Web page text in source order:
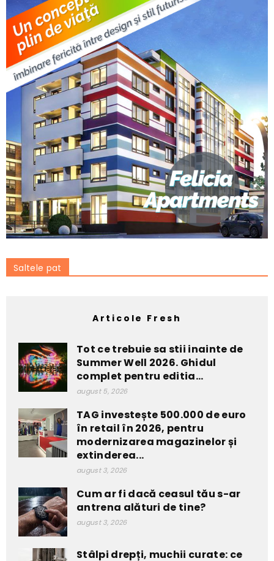
Saltele pat
Articole Fresh
Tot ce trebuie sa stii inainte de
Summer Well 2026. Ghidul
complet pentru editia...
august 5, 2026
TAG investește 500.000 de euro
în retail în 2026, pentru
modernizarea magazinelor și
extinderea...
august 3, 2026
Cum ar fi dacă ceasul tău s-ar
antrena alături de tine?
august 3, 2026
Stâlpi drepți, muchii curate: ce